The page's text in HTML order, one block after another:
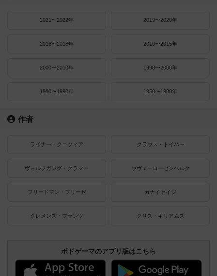
2021〜2022年 2019〜2020年
2016〜2018年 2010〜2015年
2000〜2010年 1990〜2000年
1980〜1990年 1950〜1980年
作者
ライナー・クニツィア クラウス・トイバー
ヴォルフガング・クラマー ウヴェ・ローゼンベルク
フリードマン・フリーゼ カナイセイジ
クレメンス・フランツ クリス・キリアムス
ボドゲーマのアプリ版はこちら